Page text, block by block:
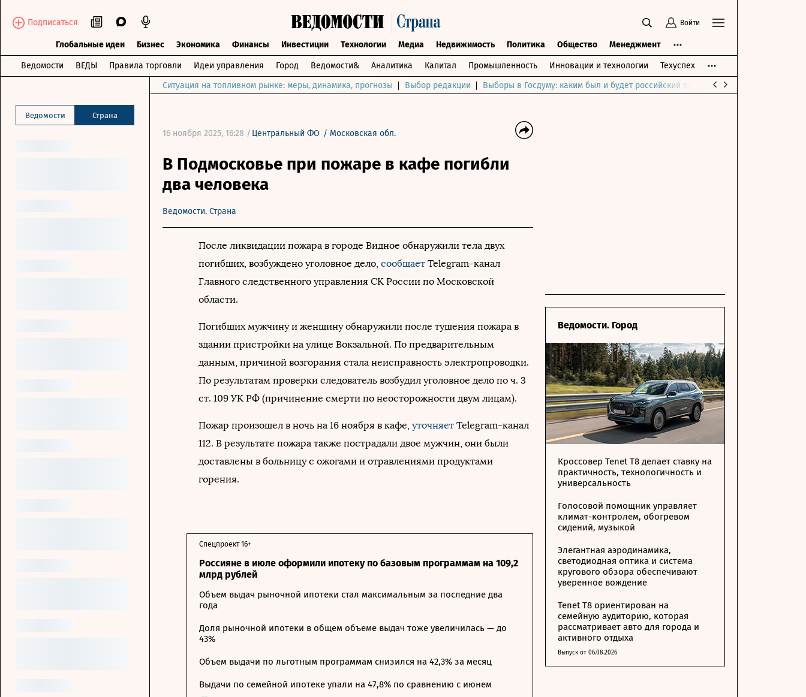
Подписаться Войти
Глобальные идеи Бизнес Экономика Финансы Инвестиции Технологии Медиа Недвижимость Политика Общество Менеджмент
Ведомости ВЕДЫ Правила торговли Идеи управления Город Ведомости& Аналитика Капитал Промышленность Инновации и технологии Техуспех
Ведомости Страна
Ситуация на топливном рынке: меры, динамика, прогнозы Выбор редакции Выборы в Госдуму: каким был и будет российский парламент
16 ноября 2025, 16:28 / Центральный ФО / Московская обл.
В Подмосковье при пожаре в кафе погибли
два человека
Ведомости. Страна
После ликвидации пожара в городе Видное обнаружили тела двух
погибших, возбуждено уголовное дело, сообщает Telegram-канал
Главного следственного управления СК России по Московской
области.
Погибших мужчину и женщину обнаружили после тушения пожара в
здании пристройки на улице Вокзальной. По предварительным
данным, причиной возгорания стала неисправность электропроводки.
По результатам проверки следователь возбудил уголовное дело по ч. 3
ст. 109 УК РФ (причинение смерти по неосторожности двум лицам).
Пожар произошел в ночь на 16 ноября в кафе, уточняет Telegram-канал
112. В результате пожара также пострадали двое мужчин, они были
доставлены в больницу с ожогами и отравлениями продуктами
горения.
Россияне в июле оформили ипотеку по базовым программам на 109,2
млрд рублей
Спецпроект 16+
Объем выдач рыночной ипотеки стал максимальным за последние два
года
Доля рыночной ипотеки в общем объеме выдач тоже увеличилась — до
43%
Объем выдачи по льготным программам снизился на 42,3% за месяц
Выдачи по семейной ипотеке упали на 47,8% по сравнению с июнем
Ведомости. Город
Кроссовер Tenet T8 делает ставку на
практичность, технологичность и
универсальность
Голосовой помощник управляет
климат-контролем, обогревом
сидений, музыкой
Элегантная аэродинамика,
светодиодная оптика и система
кругового обзора обеспечивают
уверенное вождение
Tenet T8 ориентирован на
семейную аудиторию, которая
рассматривает авто для города и
активного отдыха
Выпуск от 06.08.2026